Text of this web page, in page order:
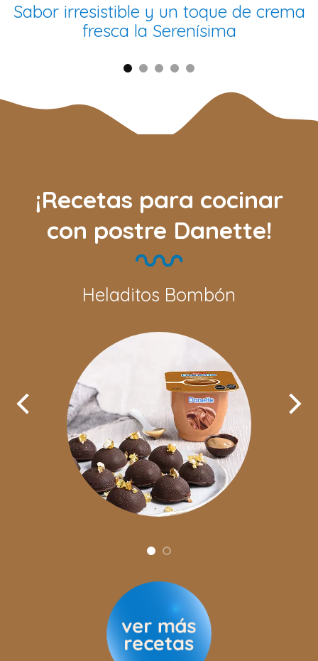
Sabor irresistible y un toque de crema
fresca la Serenísima
¡Recetas para cocinar
con postre Danette!
Heladitos Bombón